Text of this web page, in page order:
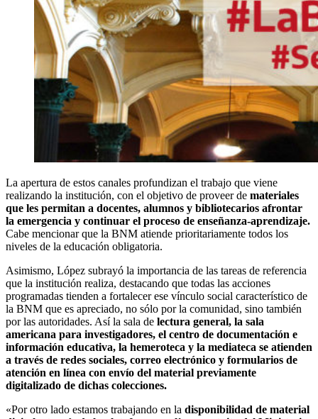
La apertura de estos canales profundizan el trabajo que viene
realizando la institución, con el objetivo de proveer de materiales
que les permitan a docentes, alumnos y bibliotecarios afrontar
la emergencia y continuar el proceso de enseñanza-aprendizaje.
Cabe mencionar que la BNM atiende prioritariamente todos los
niveles de la educación obligatoria.
Asimismo, López subrayó la importancia de las tareas de referencia
que la institución realiza, destacando que todas las acciones
programadas tienden a fortalecer ese vínculo social característico de
la BNM que es apreciado, no sólo por la comunidad, sino también
por las autoridades. Así la sala de lectura general, la sala
americana para investigadores, el centro de documentación e
información educativa, la hemeroteca y la mediateca se atienden
a través de redes sociales, correo electrónico y formularios de
atención en línea con envío del material previamente
digitalizado de dichas colecciones.
«Por otro lado estamos trabajando en la disponibilidad de material